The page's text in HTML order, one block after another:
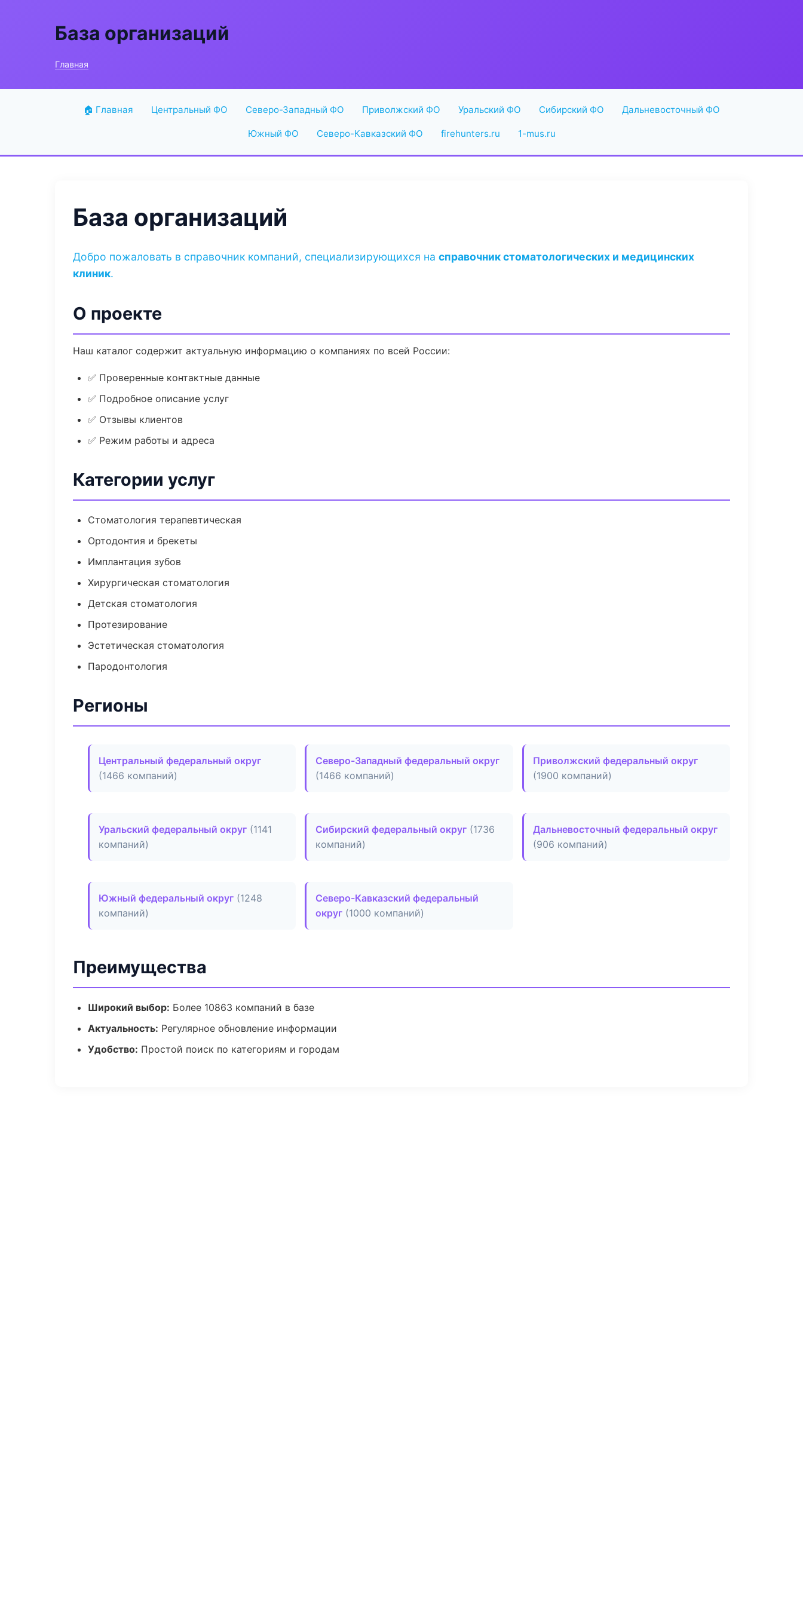
База организаций
Главная
🏠 Главная Центральный ФО Северо-Западный ФО Приволжский ФО Уральский ФО Сибирский ФО Дальневосточный ФО
Южный ФО Северо-Кавказский ФО firehunters.ru 1-mus.ru
База организаций
Добро пожаловать в справочник компаний, специализирующихся на справочник стоматологических и медицинских
клиник.
О проекте
Наш каталог содержит актуальную информацию о компаниях по всей России:
✅ Проверенные контактные данные
✅ Подробное описание услуг
✅ Отзывы клиентов
✅ Режим работы и адреса
Категории услуг
Стоматология терапевтическая
Ортодонтия и брекеты
Имплантация зубов
Хирургическая стоматология
Детская стоматология
Протезирование
Эстетическая стоматология
Пародонтология
Регионы
Центральный федеральный округ
(1466 компаний)
Северо-Западный федеральный округ
(1466 компаний)
Приволжский федеральный округ
(1900 компаний)
Уральский федеральный округ (1141
компаний)
Сибирский федеральный округ (1736
компаний)
Дальневосточный федеральный округ
(906 компаний)
Южный федеральный округ (1248
компаний)
Северо-Кавказский федеральный
округ (1000 компаний)
Преимущества
Широкий выбор: Более 10863 компаний в базе
Актуальность: Регулярное обновление информации
Удобство: Простой поиск по категориям и городам